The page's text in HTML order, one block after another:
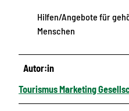
Hilfen/Angebote für
Menschen
Autor:in
Tourismus Marketing